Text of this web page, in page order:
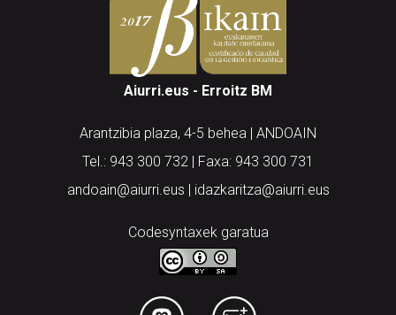
Aiurri.eus - Erroitz BM
Arantzibia plaza, 4-5 behea | ANDOAIN
Tel.: 943 300 732 | Faxa: 943 300 731
andoain@aiurri.eus | idazkaritza@aiurri.eus
Codesyntaxek garatua